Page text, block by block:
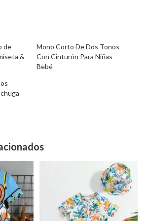
de
&
Mono Corto De Dos Tonos
Con Cinturón Para Niñas
Bebé